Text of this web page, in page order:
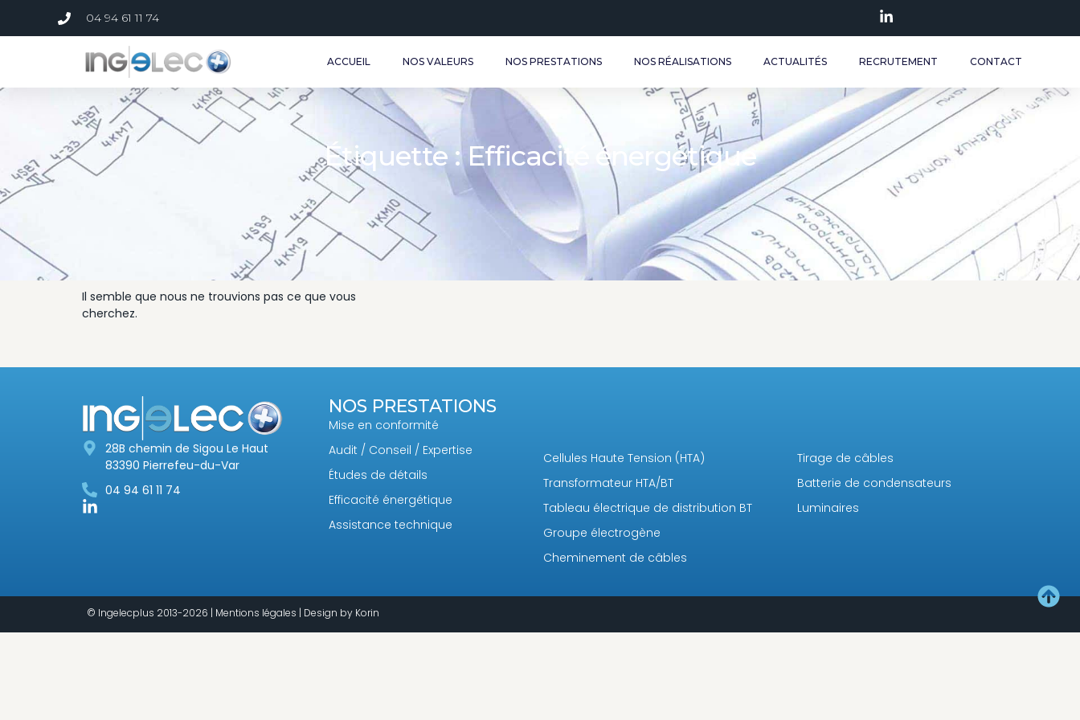
04 94 61 11 74
ACCUEIL NOS VALEURS NOS PRESTATIONS NOS RÉALISATIONS ACTUALITÉS RECRUTEMENT CONTACT
Étiquette : Efficacité énergétique
Il semble que nous ne trouvions pas ce que vous
cherchez.
28B chemin de Sigou Le Haut
83390 Pierrefeu-du-Var
04 94 61 11 74
NOS PRESTATIONS
Mise en conformité
Audit / Conseil / Expertise
Études de détails
Efficacité énergétique
Assistance technique
Cellules Haute Tension (HTA)
Transformateur HTA/BT
Tableau électrique de distribution BT
Groupe électrogène
Cheminement de câbles
Tirage de câbles
Batterie de condensateurs
Luminaires
© Ingelecplus 2013-2026 | Mentions légales | Design by Korin